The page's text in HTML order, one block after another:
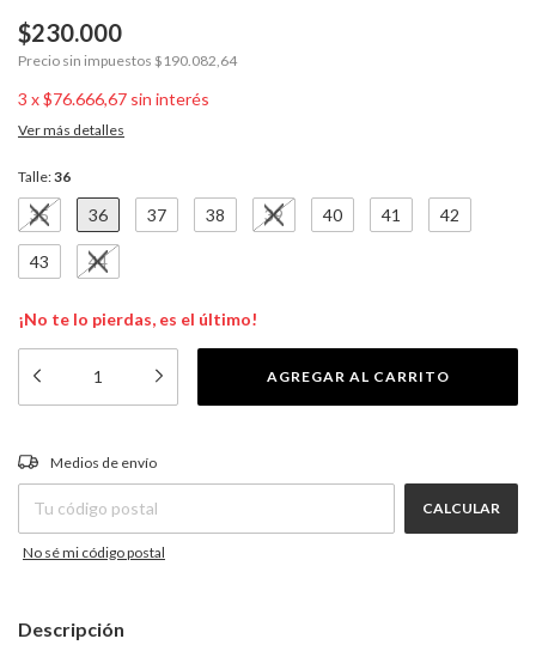
$230.000
Precio sin impuestos $190.082,64
3 x$76.666,67 sin interés
Ver más detalles
Talle:36
35 36 37 38 39 40 41 42
43 44
¡No te lo pierdas, es el último!
Entregas para el CP:
Medios de envío
CALCULAR
No sé mi código postal
Descripción